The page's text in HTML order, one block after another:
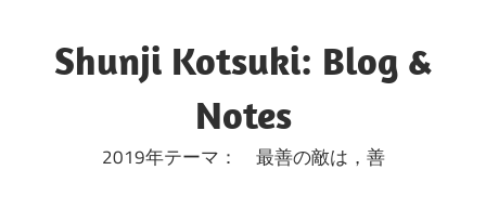
Shunji Kotsuki: Blog &
Notes
2019年テーマ： 最善の敵は，善